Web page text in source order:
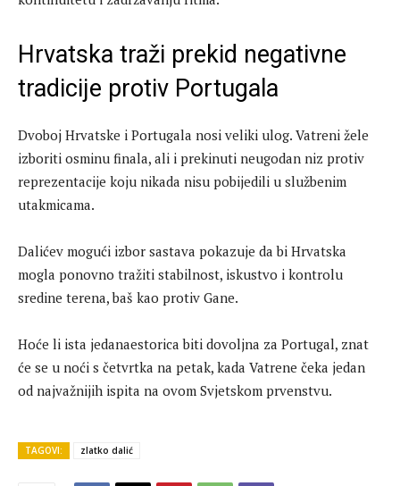
Hrvatska traži prekid negativne
tradicije protiv Portugala
Dvoboj Hrvatske i Portugala nosi veliki ulog. Vatreni žele
izboriti osminu finala, ali i prekinuti neugodan niz protiv
reprezentacije koju nikada nisu pobijedili u službenim
utakmicama.
Dalićev mogući izbor sastava pokazuje da bi Hrvatska
mogla ponovno tražiti stabilnost, iskustvo i kontrolu
sredine terena, baš kao protiv Gane.
Hoće li ista jedanaestorica biti dovoljna za Portugal, znat
će se u noći s četvrtka na petak, kada Vatrene čeka jedan
od najvažnijih ispita na ovom Svjetskom prvenstvu.
TAGOVI: zlatko dalić